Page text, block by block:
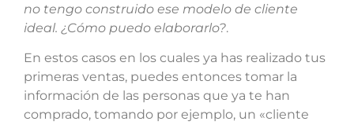
no tengo construido ese modelo de cliente
ideal. ¿Cómo puedo elaborarlo?.
En estos casos en los cuales ya has realizado tus
primeras ventas, puedes entonces tomar la
información de las personas que ya te han
comprado, tomando por ejemplo, un «cliente